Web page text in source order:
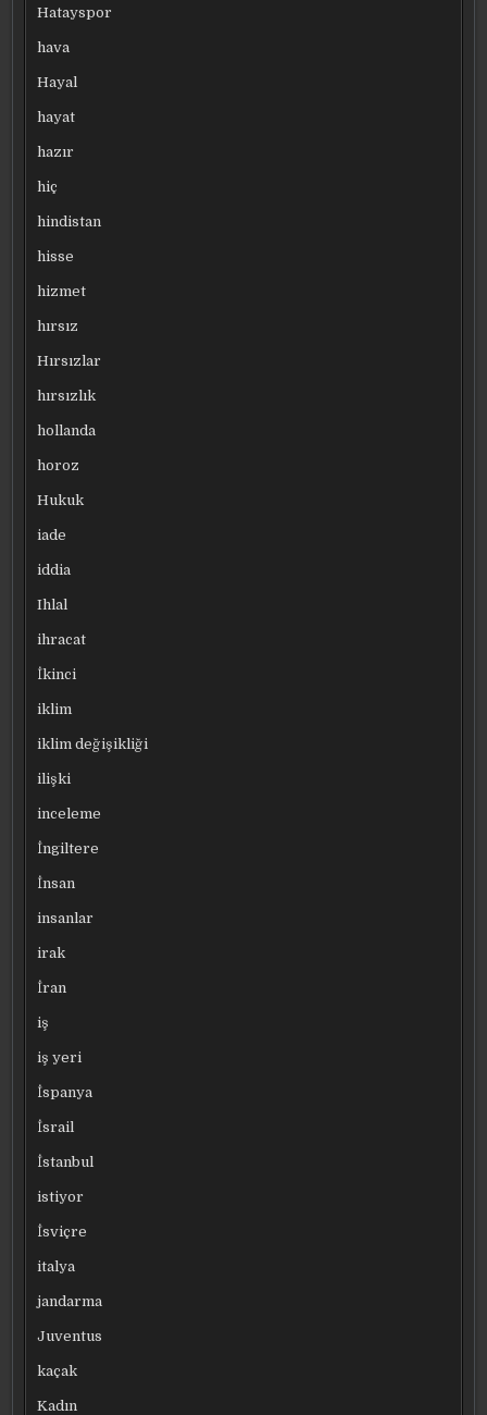
Hatayspor
hava
Hayal
hayat
hazır
hiç
hindistan
hisse
hizmet
hırsız
Hırsızlar
hırsızlık
hollanda
horoz
Hukuk
iade
iddia
Ihlal
ihracat
İkinci
iklim
iklim değişikliği
ilişki
inceleme
İngiltere
İnsan
insanlar
irak
İran
iş
iş yeri
İspanya
İsrail
İstanbul
istiyor
İsviçre
italya
jandarma
Juventus
kaçak
Kadın